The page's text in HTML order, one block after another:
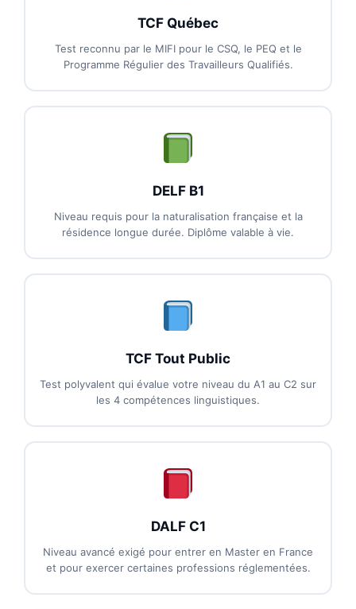
TCF Québec
Test reconnu par le MIFI pour le CSQ, le PEQ et le
Programme Régulier des Travailleurs Qualifiés.
DELF B1
Niveau requis pour la naturalisation française et la
résidence longue durée. Diplôme valable à vie.
TCF Tout Public
Test polyvalent qui évalue votre niveau du A1 au C2 sur
les 4 compétences linguistiques.
DALF C1
Niveau avancé exigé pour entrer en Master en France
et pour exercer certaines professions réglementées.